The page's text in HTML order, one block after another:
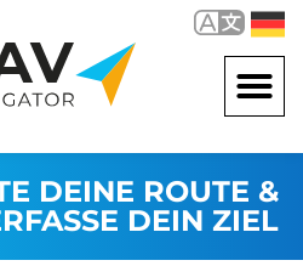
DEINE ROUTE &
DEIN ZIEL